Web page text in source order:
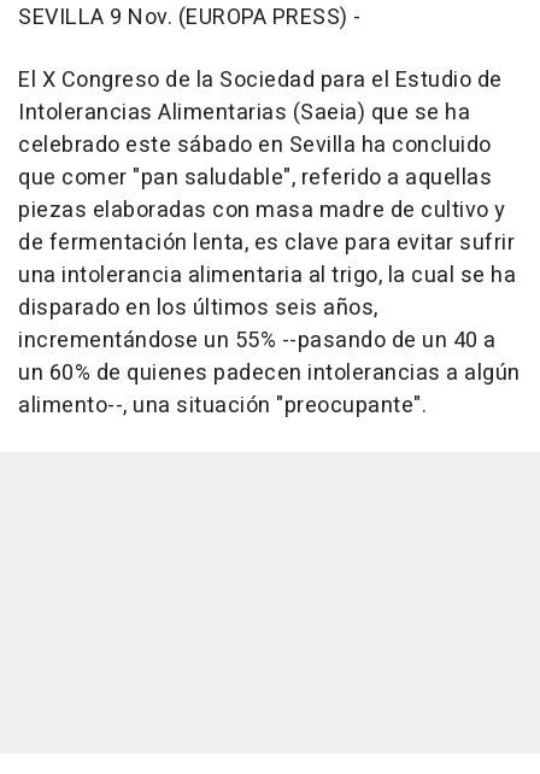
SEVILLA 9 Nov. (EUROPA PRESS) -
El X Congreso de la Sociedad para el Estudio de
Intolerancias Alimentarias (Saeia) que se ha
celebrado este sábado en Sevilla ha concluido
que comer "pan saludable", referido a aquellas
piezas elaboradas con masa madre de cultivo y
de fermentación lenta, es clave para evitar sufrir
una intolerancia alimentaria al trigo, la cual se ha
disparado en los últimos seis años,
incrementándose un 55% --pasando de un 40 a
un 60% de quienes padecen intolerancias a algún
alimento--, una situación "preocupante".